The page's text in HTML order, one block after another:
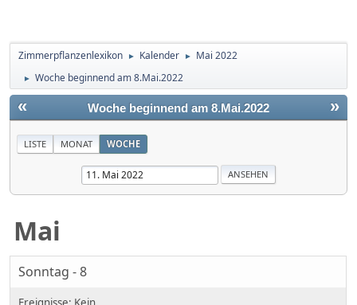
Zimmerpflanzenlexikon ► Kalender ► Mai 2022
► Woche beginnend am 8.Mai.2022
« »
Woche beginnend am 8.Mai.2022
LISTE MONAT WOCHE
Mai
Sonntag - 8